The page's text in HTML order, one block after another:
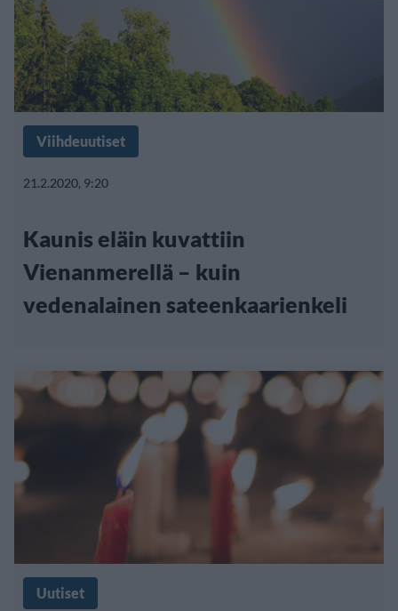
Viihdeuutiset
21.2.2020, 9:20
Kaunis eläin kuvattiin
Vienanmerellä – kuin
vedenalainen sateenkaarienkeli
Uutiset